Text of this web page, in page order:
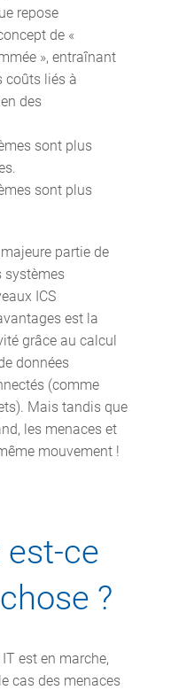
repose
de «
», entraînant
coûts liés à
des
sont plus
sont plus
partie de
systèmes
ICS
est la
grâce au calcul
données
(comme
Mais tandis que
les menaces et
mouvement !
est-ce
?
IT est en marche,
cas des menaces